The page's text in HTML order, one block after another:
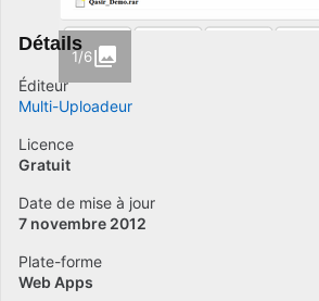
1/6
Détails
Éditeur
Multi-Uploadeur
Licence
Gratuit
Date de mise à jour
7 novembre 2012
Plate-forme
Web Apps